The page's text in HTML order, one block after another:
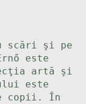
scări şi pe
este
artă şi
este
copii. În